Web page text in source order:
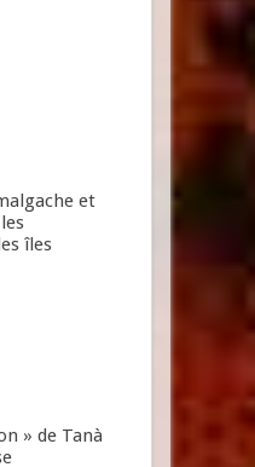
et
îles
» de Tanà